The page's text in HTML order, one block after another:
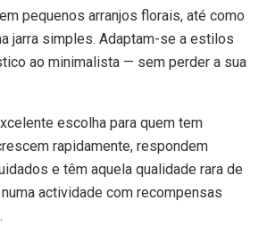
pequenos arranjos florais, até como
jarra simples. Adaptam-se a estilos
ao minimalista — sem perder a sua
escolha para quem tem
rapidamente, respondem
e têm aquela qualidade rara de
actividade com recompensas